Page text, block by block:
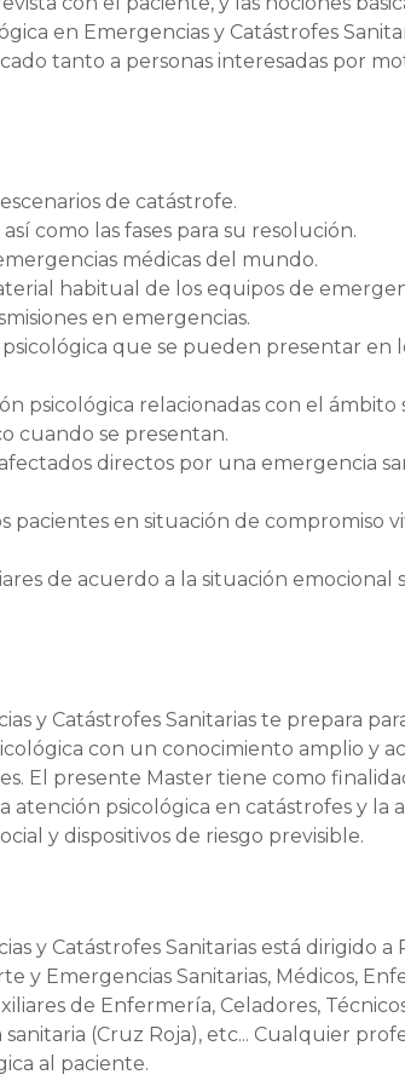
en Emergencias y Catástrofes
tanto a personas interesadas por
de catástrofe.
como las fases para su resolución.
médicas del mundo.
habitual de los equipos de
en emergencias.
que se pueden presentar en
psicológica relacionadas con el ámbito
cuando se presentan.
directos por una emergencia
pacientes en situación de compromiso
de acuerdo a la situación emocional
y Catástrofes Sanitarias te prepara
con un conocimiento amplio y
El presente Master tiene como
psicológica en catástrofes y la
y dispositivos de riesgo previsible.
y Catástrofes Sanitarias está dirigido a
y Emergencias Sanitarias, Médicos,
de Enfermería, Celadores,
(Cruz Roja), etc... Cualquier
al paciente.